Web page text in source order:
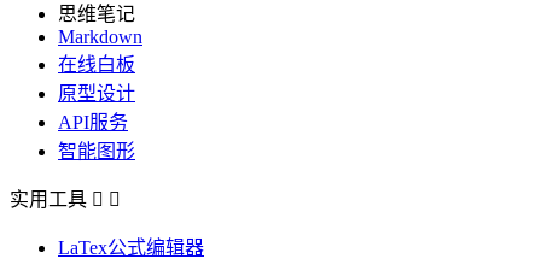
思维笔记
Markdown
在线白板
原型设计
API服务
智能图形
实用工具  
LaTex公式编辑器